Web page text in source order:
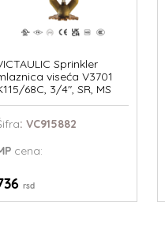
Sprinkler
viseća V3701
68C, 3/4", SR, MS
: VC915882
cena:
rsd